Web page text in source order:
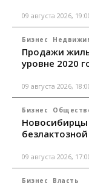
09 августа 2026,
Бизнес
Продажи
уровне 2020
09 августа 2026,
Бизнес
Новосибирцы
09 августа 2026,
Бизнес Власть